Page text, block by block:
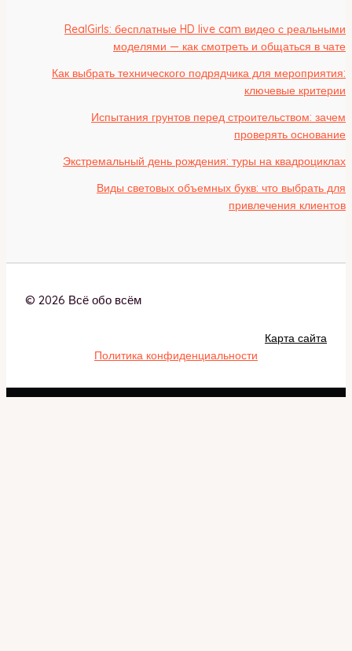
RealGirls: бесплатные HD live cam видео с реальными
моделями — как смотреть и общаться в чате
Как выбрать технического подрядчика для мероприятия:
ключевые критерии
Испытания грунтов перед строительством: зачем
проверять основание
Экстремальный день рождения: туры на квадроциклах
Виды световых объемных букв: что выбрать для
привлечения клиентов
© 2026 Всё обо всём
Карта сайта
Политика конфиденциальности